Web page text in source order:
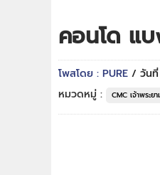
คอนโด แ
โพสโดย : PURE / วันที่
หมวดหมู่ :
CMC เจ้าพระย